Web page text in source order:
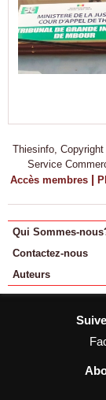
Thiesinfo,
Service
Accès membres |
Qui Sommes-
Contactez-nous
Auteurs